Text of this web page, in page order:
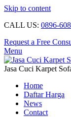
Skip to content
CALL US: 0896-
Request a Free
Menu
Jasa Cuci Karpet
Home
Daftar Harga
News
Contact